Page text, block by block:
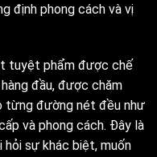
định phong cách và vị
tuyệt phẩm được chế
đầu, được chăm
từng đường nét đều như
và phong cách. Đây là
hỏi sự khác biệt, muốn